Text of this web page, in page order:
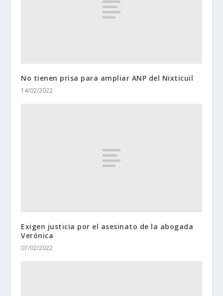
No tienen prisa para ampliar ANP del Nixticuil
14/02/2022
Exigen justicia por el asesinato de la abogada
Verónica
07/02/2022